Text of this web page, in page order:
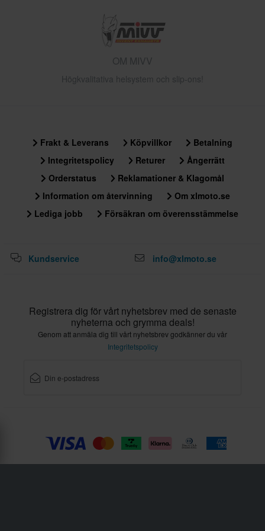
OM MIVV
Högkvalitativa helsystem och slip-ons!
Frakt & Leverans Köpvillkor
Betalning
Integritetspolicy
Returer
Ångerrätt
Orderstatus
Reklamationer & Klagomål
Information om återvinning
Om xlmoto.se
Lediga jobb
Försäkran om överensstämmelse
Kundservice info@xlmoto.se
Registrera dig för vårt nyhetsbrev med de senaste
nyheterna och grymma deals!
Genom att anmäla dig till vårt nyhetsbrev godkänner du vår
Integritetspolicy